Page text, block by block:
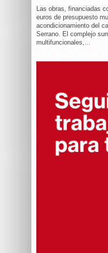
Las obras, financiadas
euros de presupuesto
acondicionamiento del
Serrano. El complejo
multifuncionales,...